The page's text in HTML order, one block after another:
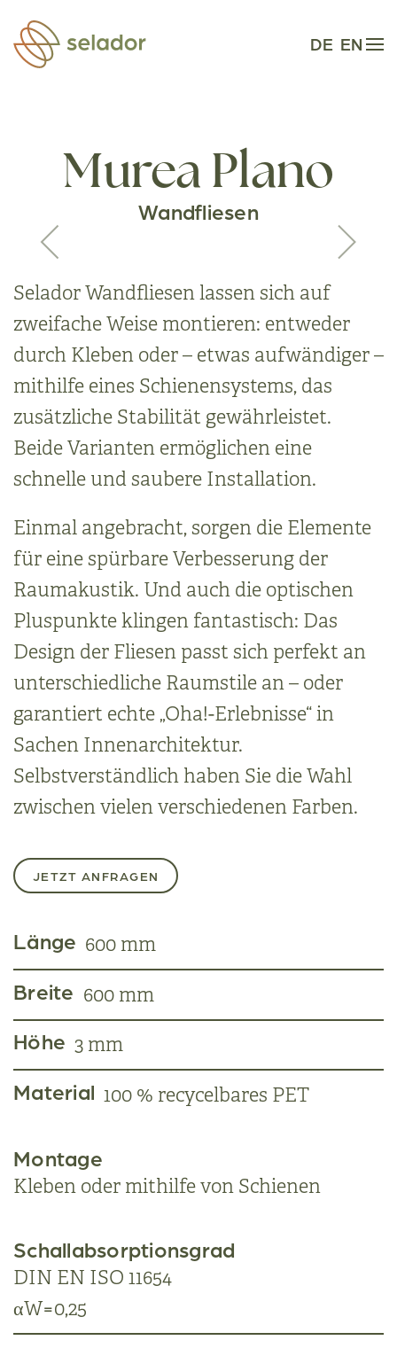
Zum Hauptinhalt springen DE EN
Murea Plano
Wandfliesen
Selador Wandfliesen lassen sich auf
zweifache Weise montieren: entweder
durch Kleben oder – etwas aufwändiger –
mithilfe eines Schienensystems, das
zusätzliche Stabilität gewährleistet.
Beide Varianten ermöglichen eine
schnelle und saubere Installation.
Einmal angebracht, sorgen die Elemente
für eine spürbare Verbesserung der
Raumakustik. Und auch die optischen
Pluspunkte klingen fantastisch: Das
Design der Fliesen passt sich perfekt an
unterschiedliche Raumstile an – oder
garantiert echte „Oha!-Erlebnisse“ in
Sachen Innenarchitektur.
Selbstverständlich haben Sie die Wahl
zwischen vielen verschiedenen Farben.
JETZT ANFRAGEN
Länge 600 mm
Breite 600 mm
Höhe 3 mm
Material 100 % recycelbares PET
Montage
Kleben oder mithilfe von Schienen
Schallabsorptionsgrad
DIN EN ISO 11654
αW=0,25